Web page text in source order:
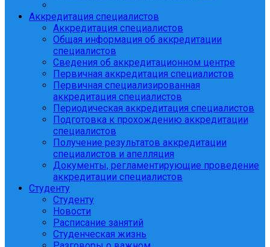
Аккредитация специалистов
Аккредитация специалистов
Общая информация об аккредитации
специалистов
Сведения об аккредитационном центре
Первичная аккредитация специалистов
Первичная специализированная
аккредитация специалистов
Периодическая аккредитация специалистов
Подготовка к прохождению аккредитации
специалистов
Получение результатов аккредитации
специалистов и апелляция
Документы, регламентирующие проведение
аккредитации специалистов
Студенту
Студенту
Новости
Расписание занятий
Студенческая жизнь